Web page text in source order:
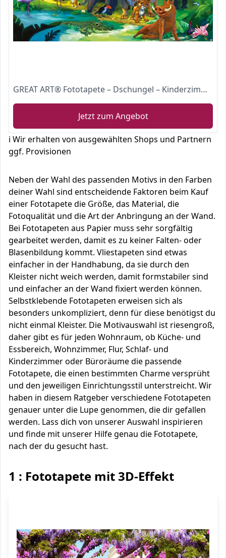
GREAT ART® Fototapete – Dschungel – Kinderzimmer Tiere Wandbild Dekoration Jungle Animales Zoo Natur Safari Adventure Tiger Löwe Elefant Affe Wandtapete Fotoposter Wanddeko (336 x 236 cm)
Jetzt zum Angebot
ℹ️ Wir erhalten von ausgewählten Shops und Partnern
ggf. Provisionen
Neben der Wahl des passenden Motivs in den Farben
deiner Wahl sind entscheidende Faktoren beim Kauf
einer Fototapete die Größe, das Material, die
Fotoqualität und die Art der Anbringung an der Wand.
Bei Fototapeten aus Papier muss sehr sorgfältig
gearbeitet werden, damit es zu keiner Falten- oder
Blasenbildung kommt. Vliestapeten sind etwas
einfacher in der Handhabung, da sie durch den
Kleister nicht weich werden, damit formstabiler sind
und einfacher an der Wand fixiert werden können.
Selbstklebende Fototapeten erweisen sich als
besonders unkompliziert, denn für diese benötigst du
nicht einmal Kleister. Die Motivauswahl ist riesengroß,
daher gibt es für jeden Wohnraum, ob Küche- und
Essbereich, Wohnzimmer, Flur, Schlaf- und
Kinderzimmer oder Büroräume die passende
Fototapete, die einen bestimmten Charme versprüht
und den jeweiligen Einrichtungsstil unterstreicht. Wir
haben in diesem Ratgeber verschiedene Fototapeten
genauer unter die Lupe genommen, die dir gefallen
werden. Lass dich von unserer Auswahl inspirieren
und finde mit unserer Hilfe genau die Fototapete,
nach der du gesucht hast.
1 : Fototapete mit 3D-Effekt